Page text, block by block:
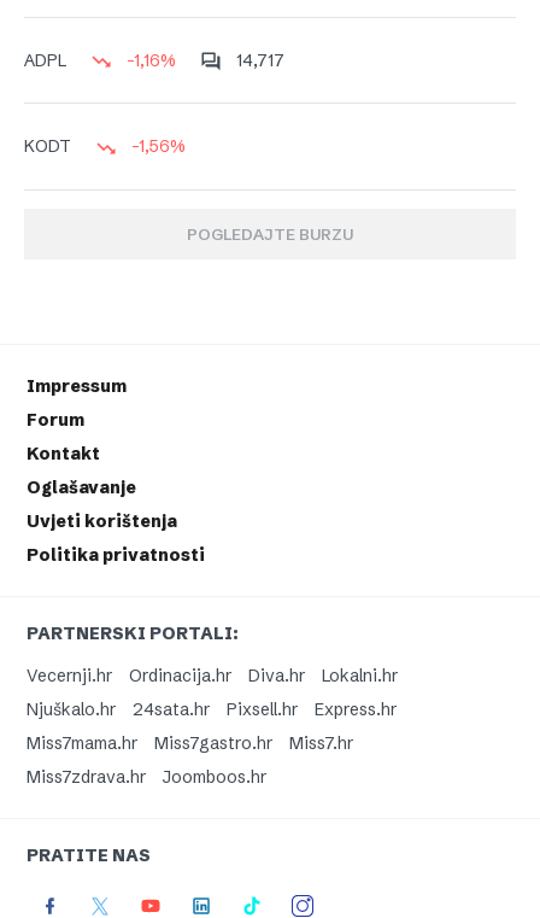
ADPL -1,16% 14,717
KODT -1,56%
POGLEDAJTE BURZU
Impressum
Forum
Kontakt
Oglašavanje
Uvjeti korištenja
Politika privatnosti
PARTNERSKI PORTALI:
Vecernji.hr
Ordinacija.hr Diva.hr
Lokalni.hr
Njuškalo.hr
24sata.hr Pixsell.hr
Express.hr
Miss7mama.hr
Miss7gastro.hr
Miss7.hr
Miss7zdrava.hr
Joomboos.hr
PRATITE NAS